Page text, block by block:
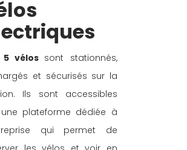
5 vélos sont stationnés,
et sécurisés sur la
Ils sont accessibles
plateforme dédiée à
qui permet de